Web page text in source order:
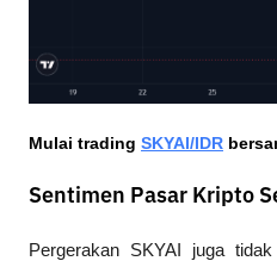
Mulai trading SKYAI/IDR
Sentimen Pasar Kripto
Pergerakan SKYAI juga